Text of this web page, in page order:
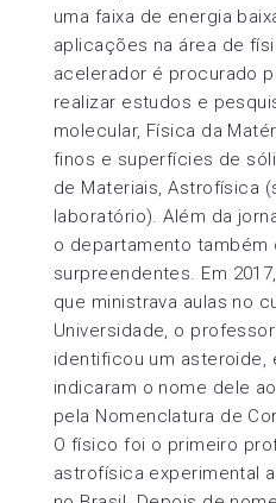
uma faixa de energia
aplicações na área de
acelerador é procurado
realizar estudos e
molecular, Física da
finos e superfícies de
de Materiais, Astrofísica
laboratório). Além da
o departamento também
surpreendentes. Em
que ministrava aulas no
Universidade, o
identificou um asteroide,
indicaram o nome dele
pela Nomenclatura de
O físico foi o primeiro
astrofísica experimental